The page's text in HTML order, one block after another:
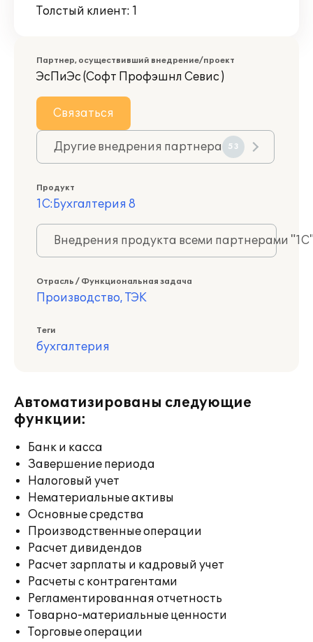
Толстый клиент: 1
Партнер, осуществивший внедрение/проект
ЭсПиЭс (Софт Профэшнл Севис )
Связаться
Другие внедрения партнера 53
Продукт
1С:Бухгалтерия 8
Внедрения продукта всеми партнерами
Отрасль / Функциональная задача
Производство, ТЭК
Теги
бухгалтерия
Автоматизированы следующие
функции:
Банк и касса
Завершение периода
Налоговый учет
Нематериальные активы
Основные средства
Производственные операции
Расчет дивидендов
Расчет зарплаты и кадровый учет
Расчеты с контрагентами
Регламентированная отчетность
Товарно-материальные ценности
Торговые операции